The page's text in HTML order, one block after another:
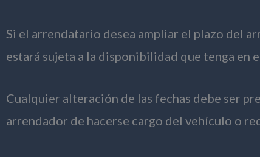
Si el arrendatario desea ampliar el plazo del
estará sujeta a la disponibilidad que tenga en
Cualquier alteración de las fechas debe ser
arrendador de hacerse cargo del vehículo o